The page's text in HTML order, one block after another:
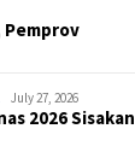
Pemprov
July 27, 2026
2026 Sisakan